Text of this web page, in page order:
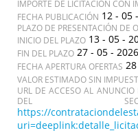
IMPORTE DE LICITACIÓN CON
FECHA PUBLICACIÓN 12 - 05
PLAZO DE PRESENTACIÓN DE
INICIO DEL PLAZO 13 - 05 -
FIN DEL PLAZO 27 - 05 -
FECHA APERTURA OFERTAS
VALOR ESTIMADO SIN
URL DE ACCESO AL ANUNCIO
DEL
https://